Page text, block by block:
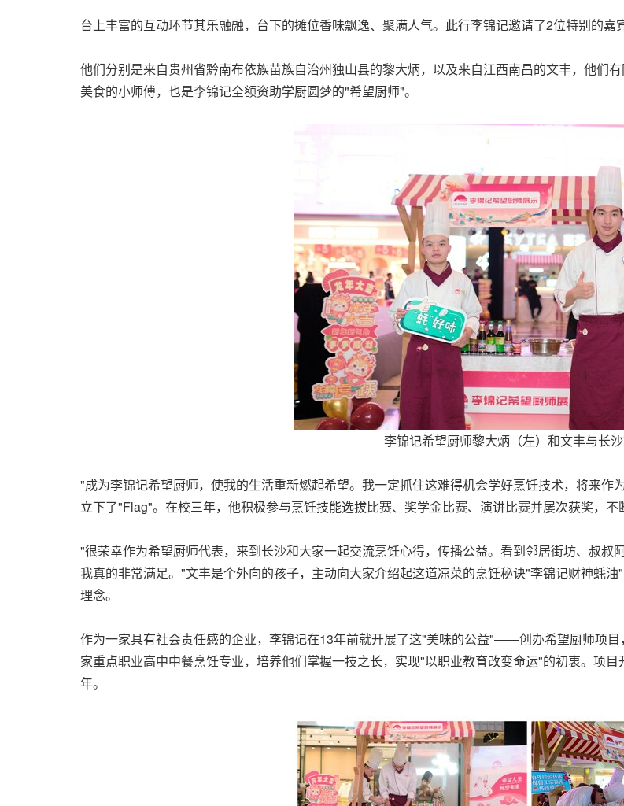
台上丰富的互动环节其乐融融，台下的摊位香味飘逸、聚满人气。此行李锦记邀请了2位特别的嘉
他们分别是来自贵州省黔南布依族苗族自治州独山县的黎大炳，以及来自江西南昌的文丰，他
美食的小师傅，也是李锦记全额资助学厨圆梦的"希望厨师"。
李锦记希望厨师黎大炳（左）和文丰与长
"成为李锦记希望厨师，使我的生活重新燃起希望。我一定抓住这难得机会学好烹饪技术，将来
立下了"Flag"。在校三年，他积极参与烹饪技能选拔比赛、奖学金比赛、演讲比赛并屡次获奖，不
"很荣幸作为希望厨师代表，来到长沙和大家一起交流烹饪心得，传播公益。看到邻居街坊、叔叔
我真的非常满足。"文丰是个外向的孩子，主动向大家介绍起这道凉菜的烹饪秘诀"李锦记财神蚝
理念。
作为一家具有社会责任感的企业，李锦记在13年前就开展了这"美味的公益"——创办希望厨师项
家重点职业高中中餐烹饪专业，培养他们掌握一技之长，实现"以职业教育改变命运"的初衷。项
年。